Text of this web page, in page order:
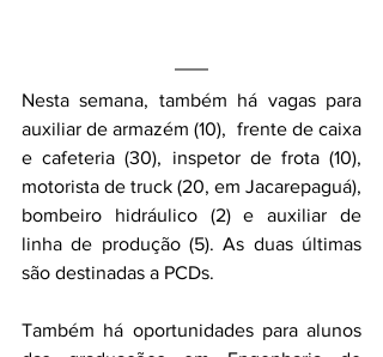
Nesta semana, também há vagas para
auxiliar de armazém (10),  frente de caixa
e cafeteria (30), inspetor de frota (10),
motorista de truck (20, em Jacarepaguá),
bombeiro hidráulico (2) e auxiliar de
linha de produção (5). As duas últimas
são destinadas a PCDs.
Também há oportunidades para alunos